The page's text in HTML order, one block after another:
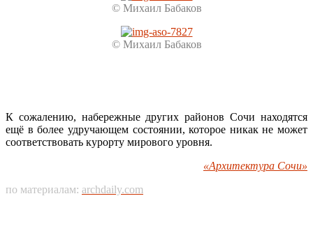
© Михаил Бабаков
© Михаил Бабаков
К сожалению, набережные других районов Сочи находятся
ещё в более удручающем состоянии, которое никак не может
соответствовать курорту мирового уровня.
«Архитектура Сочи»
по материалам: archdaily.com